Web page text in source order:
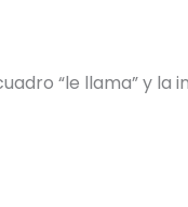
“le llama” y la